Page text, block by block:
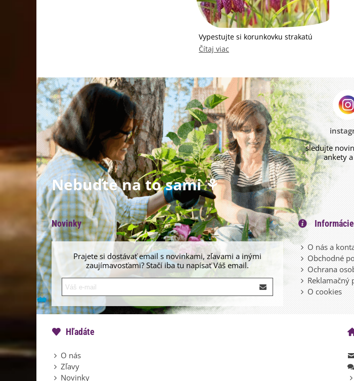
Vypestujte si korunkovku strakatú
Čítaj viac
Nebuďte na to sami ⚘
sledujte
ankety
Novinky
Prajete si dostávať email s novinkami, zľavami a inými
zaujímavosťami? Stačí iba tu napísať Váš email.
Informácie
O nás a
Obchodné
Ochrana
Reklamačný
O cookies
Hľadáte
O nás
Zľavy
Novinky